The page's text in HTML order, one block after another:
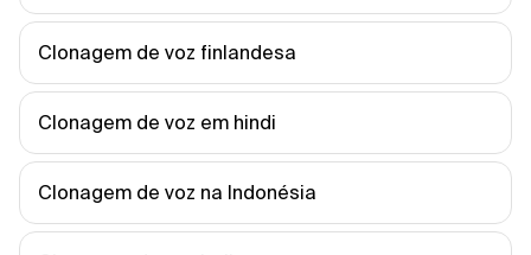
Clonagem de voz finlandesa
Clonagem de voz em hindi
Clonagem de voz na Indonésia